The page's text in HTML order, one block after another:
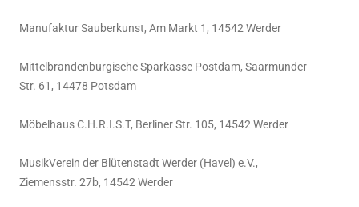
Manufaktur Sauberkunst, Am Markt 1, 14542 Werder
Mittelbrandenburgische Sparkasse Postdam, Saarmunder
Str. 61, 14478 Potsdam
Möbelhaus C.H.R.I.S.T, Berliner Str. 105, 14542 Werder
MusikVerein der Blütenstadt Werder (Havel) e.V.,
Ziemensstr. 27b, 14542 Werder